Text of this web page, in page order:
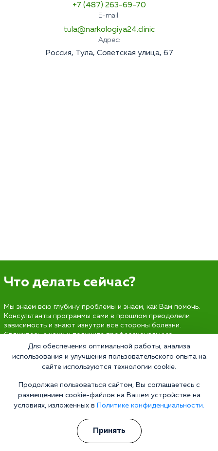
+7 (487) 263-69-70
E-mail:
tula@narkologiya24.clinic
Адрес:
Россия, Тула, Советская улица, 67
Что делать сейчас?
Мы знаем всю глубину проблемы и знаем, как Вам помочь.
Консультанты программы сами в прошлом преодолели
зависимость и знают изнутри все стороны болезни.
Свяжитесь с нами и получите профессиональную
консультацию бесплатно и анонимно.
Получить консультацию
Наркологическая клиника
Для обеспечения оптимальной работы, анализа
использования и улучшения пользовательского опыта на
сайте используются технологии cookie.
Продолжая пользоваться сайтом, Вы соглашаетесь с
размещением cookie-файлов на Вашем устройстве на
условиях, изложенных в
Политике конфиденциальности.
Принять